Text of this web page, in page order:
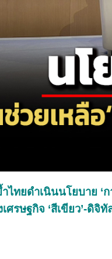
ำไทยดำเนินนโยบาย ‘
ศรษฐกิจ ‘สีเขียว’-ดิจิทั